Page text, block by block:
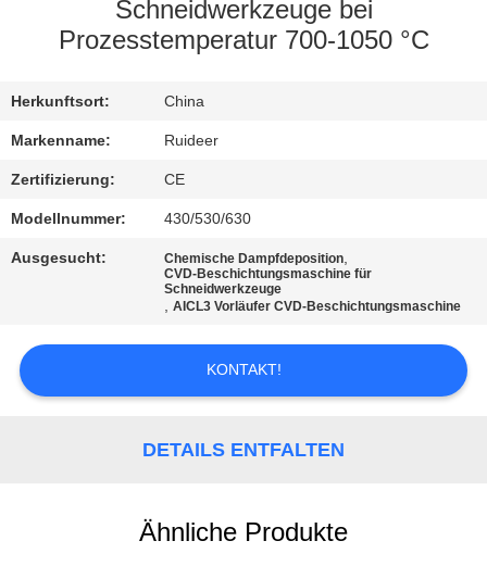
KONTAKT
UNS
BITTE UM
EIN
ANGEBOT
DATENSCHUTZRICHTLINIE
Schneidwerkzeuge bei
Prozesstemperatur 700-1050 °C
Herkunftsort: China
Markenname: Ruideer
Zertifizierung: CE
Modellnummer: 430/530/630
Ausgesucht: Chemische Dampfdeposition,
CVD-Beschichtungsmaschine für
Schneidwerkzeuge
,AICL3 Vorläufer CVD-Beschichtungsmaschine
KONTAKT!
DETAILS ENTFALTEN
Ähnliche Produkte